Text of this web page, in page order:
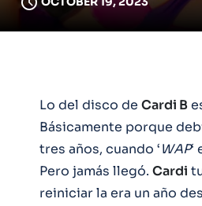
Lo del disco de Cardi B
Básicamente porque
tres años, cuando ‘WAP‘
Pero jamás llegó. Cardi
reiniciar la era un año